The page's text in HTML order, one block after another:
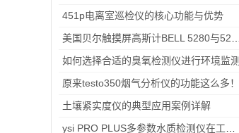
451p电离室巡检仪的核心功能与优势
如何选择合适的臭氧检测仪进行环境监测
原来testo350烟气分析仪的功能这么多！
土壤紧实度仪的典型应用案例详解